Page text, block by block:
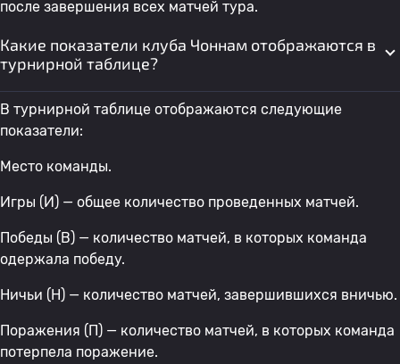
после завершения всех матчей тура.
Какие показатели клуба Чоннам отображаются в
турнирной таблице?
В турнирной таблице отображаются следующие
показатели:
Место команды.
Игры (И) — общее количество проведенных матчей.
Победы (В) — количество матчей, в которых команда
одержала победу.
Ничьи (Н) — количество матчей, завершившихся вничью.
Поражения (П) — количество матчей, в которых команда
потерпела поражение.